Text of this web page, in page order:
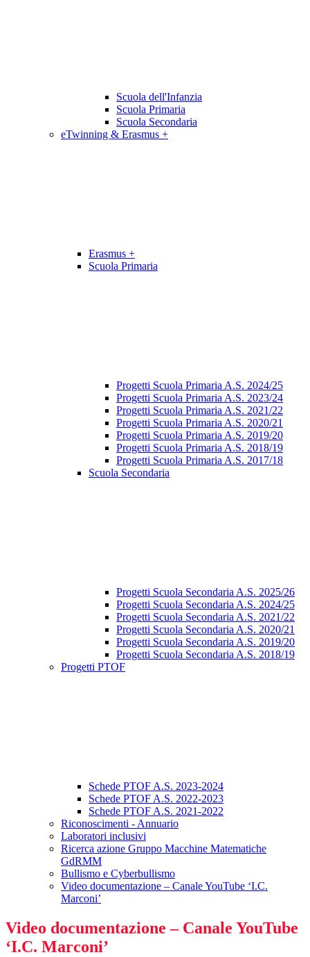
Scuola dell'Infanzia
Scuola Primaria
Scuola Secondaria
eTwinning & Erasmus +
Erasmus +
Scuola Primaria
Progetti Scuola Primaria A.S. 2024/25
Progetti Scuola Primaria A.S. 2023/24
Progetti Scuola Primaria A.S. 2021/22
Progetti Scuola Primaria A.S. 2020/21
Progetti Scuola Primaria A.S. 2019/20
Progetti Scuola Primaria A.S. 2018/19
Progetti Scuola Primaria A.S. 2017/18
Scuola Secondaria
Progetti Scuola Secondaria A.S. 2025/26
Progetti Scuola Secondaria A.S. 2024/25
Progetti Scuola Secondaria A.S. 2021/22
Progetti Scuola Secondaria A.S. 2020/21
Progetti Scuola Secondaria A.S. 2019/20
Progetti Scuola Secondaria A.S. 2018/19
Progetti PTOF
Schede PTOF A.S. 2023-2024
Schede PTOF A.S. 2022-2023
Schede PTOF A.S. 2021-2022
Riconoscimenti - Annuario
Laboratori inclusivi
Ricerca azione Gruppo Macchine Matematiche
GdRMM
Bullismo e Cyberbullismo
Video documentazione – Canale YouTube ‘I.C.
Marconi’
Video documentazione – Canale YouTube
‘I.C. Marconi’